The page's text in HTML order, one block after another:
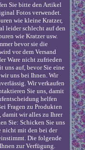
Sie bitte den Artikel
Fotos verwendet.
wie kleine Kratzer,
leider schlecht auf den
wie Kratzer usw.
bevor sie die
vor dem Versand
Ware nicht zufrieden
uns auf, bevor Sie eine
uns bei Ihnen. Wir
Wir verkaufen
Sie uns, damit
helfen
Fragen zu Produkten
damit wir alles zu Ihrer
Sie: Schicken Sie uns
nicht mit den bei der
Die folgende
zur Verfügung.